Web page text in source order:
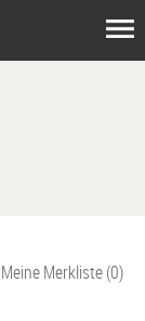
Meine Merkliste(0)